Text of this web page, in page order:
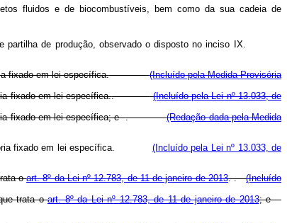
fluidos e de biocombustíveis, bem como da sua cadeia de
de partilha de produção, observado o disposto no inciso IX.
fixado em lei específica.
(Incluído pela Medida Provisória
fixado em lei específica.. (Incluído pela Lei nº 13.033, de
fixado em lei específica; e. (Redação dada pela Medida
fixado em lei específica. (Incluído pela Lei nº 13.033, de
oart. 8º da Lei nº 12.783, de 11 de janeiro de 2013. .(Incluído
trata oart. 8º da Lei nº 12.783, de 11 de janeiro de 2013; e